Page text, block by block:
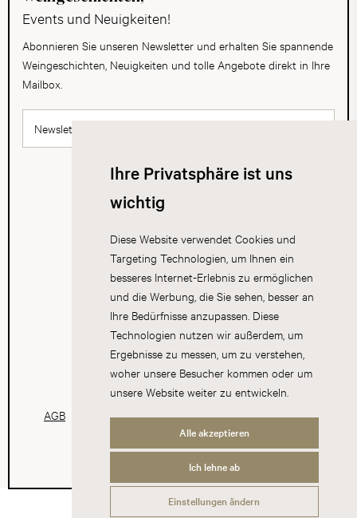
Ihre Privatsphäre ist uns
wichtig
Diese Website verwendet Cookies und
Targeting Technologien, um Ihnen ein
besseres Internet-Erlebnis zu ermöglichen
und die Werbung, die Sie sehen, besser an
Ihre Bedürfnisse anzupassen. Diese
Technologien nutzen wir außerdem, um
Ergebnisse zu messen, um zu verstehen,
woher unsere Besucher kommen oder um
unsere Website weiter zu entwickeln.
Alle akzeptieren
Ich lehne ab
Einstellungen ändern
Events und Neuigkeiten!
Abonnieren Sie unseren Newsletter und erhalten Sie spannende
Weingeschichten, Neuigkeiten und tolle Angebote direkt in Ihre
Mailbox.
Newsletter abonnieren
AGB Datenschutz Impressum Cookies